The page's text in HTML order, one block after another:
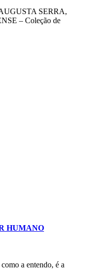
SERRA,
– Coleção de
HUMANO
a entendo, é a